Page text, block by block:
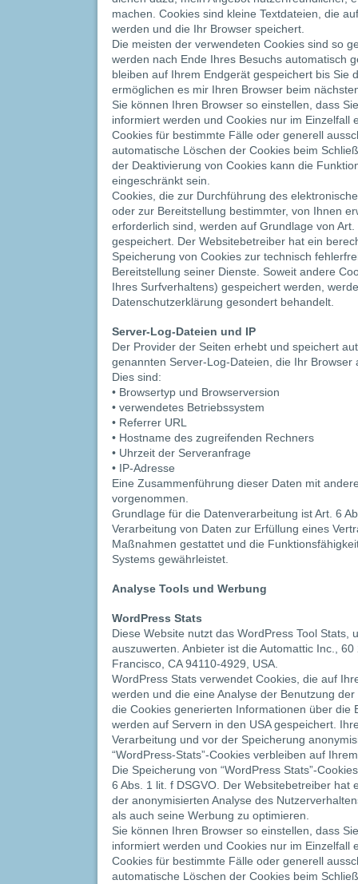
machen. Cookies sind kleine Textdateien, die
werden und die Ihr Browser speichert.
Die meisten der verwendeten Cookies sind so
werden nach Ende Ihres Besuchs automatisch
bleiben auf Ihrem Endgerät gespeichert bis Sie
ermöglichen es mir Ihren Browser beim
Sie können Ihren Browser so einstellen, dass
informiert werden und Cookies nur im Einzelfall
Cookies für bestimmte Fälle oder generell
automatische Löschen der Cookies beim
der Deaktivierung von Cookies kann die
eingeschränkt sein.
Cookies, die zur Durchführung des
oder zur Bereitstellung bestimmter, von Ihnen
erforderlich sind, werden auf Grundlage von Art.
gespeichert. Der Websitebetreiber hat ein
Speicherung von Cookies zur technisch
Bereitstellung seiner Dienste. Soweit andere
Ihres Surfverhaltens) gespeichert werden,
Datenschutzerklärung gesondert behandelt.
Server-Log-Dateien und IP
Der Provider der Seiten erhebt und speichert
genannten Server-Log-Dateien, die Ihr
Dies sind:
• Browsertyp und Browserversion
• verwendetes Betriebssystem
• Referrer URL
• Hostname des zugreifenden Rechners
• Uhrzeit der Serveranfrage
• IP-Adresse
Eine Zusammenführung dieser Daten mit
vorgenommen.
Grundlage für die Datenverarbeitung ist Art. 6
Verarbeitung von Daten zur Erfüllung eines
Maßnahmen gestattet und die
Systems gewährleistet.
Analyse Tools und Werbung
WordPress Stats
Diese Website nutzt das WordPress Tool Stats,
auszuwerten. Anbieter ist die Automattic Inc.,
Francisco, CA 94110-4929, USA.
WordPress Stats verwendet Cookies, die auf
werden und die eine Analyse der Benutzung
die Cookies generierten Informationen über die
werden auf Servern in den USA gespeichert.
Verarbeitung und vor der Speicherung
“WordPress-Stats”-Cookies verbleiben auf
Die Speicherung von “WordPress Stats”-
6 Abs. 1 lit. f DSGVO. Der Websitebetreiber hat
der anonymisierten Analyse des
als auch seine Werbung zu optimieren.
Sie können Ihren Browser so einstellen, dass
informiert werden und Cookies nur im Einzelfall
Cookies für bestimmte Fälle oder generell
automatische Löschen der Cookies beim